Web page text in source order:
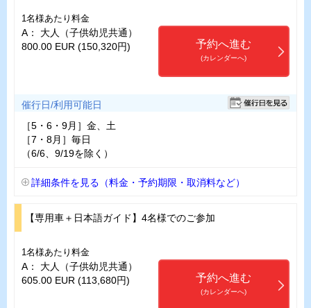
1名様あたり料金
A： 大人（子供幼児共通）
800.00 EUR (150,320円)
予約へ進む
(カレンダーへ)
催行日/利用可能日
［5・6・9月］金、土
［7・8月］毎日
（6/6、9/19を除く）
詳細条件を見る（料金・予約期限・取消料など）
【専用車＋日本語ガイド】4名様でのご参加
1名様あたり料金
A： 大人（子供幼児共通）
605.00 EUR (113,680円)
予約へ進む
(カレンダーへ)